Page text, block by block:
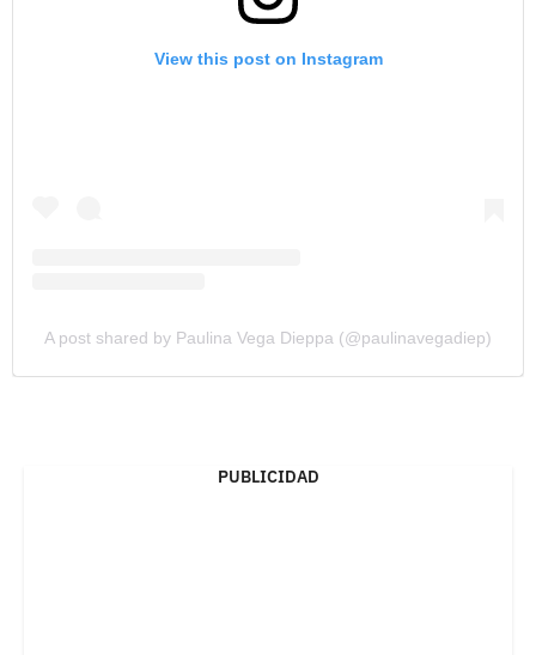
View this post on Instagram
A post shared by Paulina Vega Dieppa (@paulinavegadiep)
PUBLICIDAD